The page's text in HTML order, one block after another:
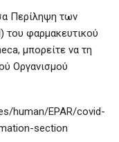
Περίληψη των
του φαρμακευτικού
μπορείτε να τη
Οργανισμού
human/EPAR/covid-
section